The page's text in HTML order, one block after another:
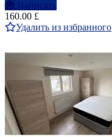
Написать
160.00 £
Удалить из избранного